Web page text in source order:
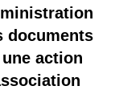
documents
action